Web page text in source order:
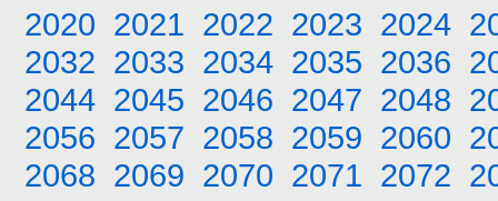
2020 2021 2022 2023 2024
2032 2033 2034 2035 2036
2044 2045 2046 2047 2048
2056 2057 2058 2059 2060
2068 2069 2070 2071 2072